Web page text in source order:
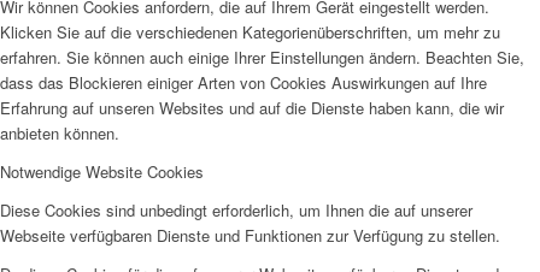
Wir können Cookies anfordern, die auf Ihrem Gerät eingestellt werden.
Klicken Sie auf die verschiedenen Kategorienüberschriften, um mehr zu
erfahren. Sie können auch einige Ihrer Einstellungen ändern. Beachten Sie,
dass das Blockieren einiger Arten von Cookies Auswirkungen auf Ihre
Erfahrung auf unseren Websites und auf die Dienste haben kann, die wir
anbieten können.
Notwendige Website Cookies
Diese Cookies sind unbedingt erforderlich, um Ihnen die auf unserer
Webseite verfügbaren Dienste und Funktionen zur Verfügung zu stellen.